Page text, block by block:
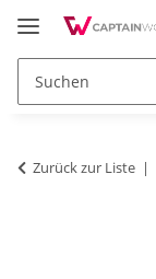
Zurück zur Liste